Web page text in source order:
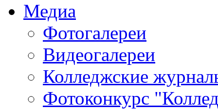
Медиа
Фотогалереи
Видеогалереи
Колледжские
Фотоконкурс